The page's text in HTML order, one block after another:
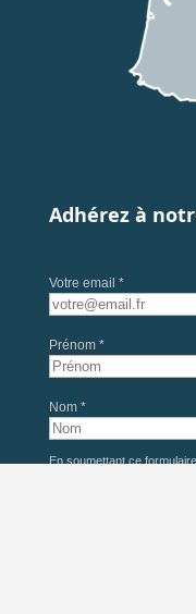
Adhérez à
Votre email *
Prénom *
Nom *
En soumettant ce